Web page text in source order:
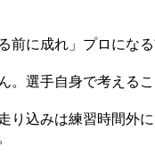
前に成れ」プロに
。選手自身で考え
込みは練習時間